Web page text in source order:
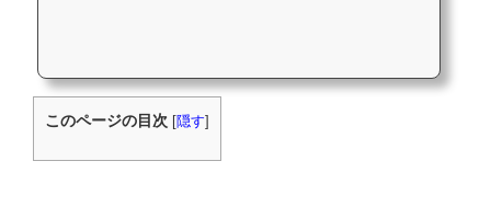
このページの目次 [隠す]